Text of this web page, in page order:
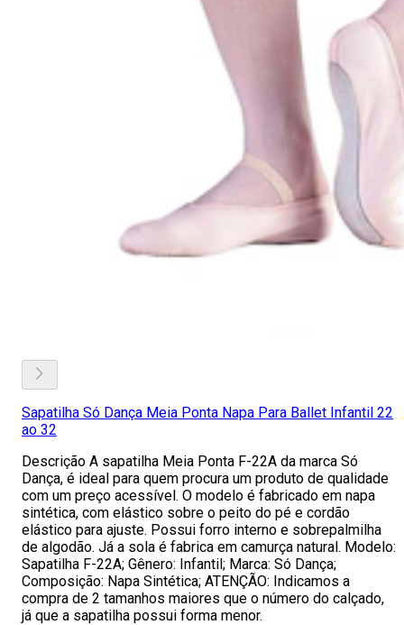
Sapatilha Só Dança Meia Ponta Napa Para Ballet Infantil 22
ao 32
Descrição A sapatilha Meia Ponta F-22A da marca Só
Dança, é ideal para quem procura um produto de qualidade
com um preço acessível. O modelo é fabricado em napa
sintética, com elástico sobre o peito do pé e cordão
elástico para ajuste. Possui forro interno e sobrepalmilha
de algodão. Já a sola é fabrica em camurça natural. Modelo:
Sapatilha F-22A; Gênero: Infantil; Marca: Só Dança;
Composição: Napa Sintética; ATENÇÃO: Indicamos a
compra de 2 tamanhos maiores que o número do calçado,
já que a sapatilha possui forma menor.